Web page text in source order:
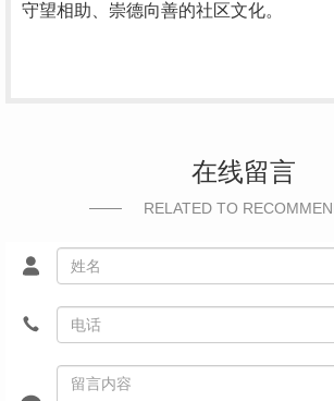
守望相助、崇德向善的社区文化。
在线留言
RELATED TO